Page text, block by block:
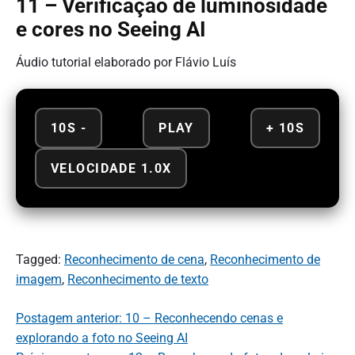
11 – Verificação de luminosidade
e cores no Seeing AI
Áudio tutorial elaborado por Flávio Luís
10S - PLAY + 10S
VELOCIDADE 1.0X
Tagged: Reconhecimento de cena, Reconhecimento de
imagem, Reconhecimento de texto
Postagem anterior: 10 – Reconhecendo cenas e
explorando a foto no Seeing AI